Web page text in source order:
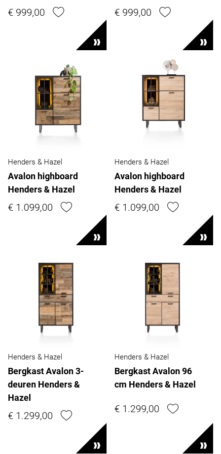
€ 999,00 € 999,00
Henders & Hazel
Avalon highboard
Henders & Hazel
€ 1.099,00
Henders & Hazel
Avalon highboard
Henders & Hazel
€ 1.099,00
Henders & Hazel
Bergkast Avalon 3-
deuren Henders &
Hazel
€ 1.299,00
Henders & Hazel
Bergkast Avalon 96
cm Henders & Hazel
€ 1.299,00